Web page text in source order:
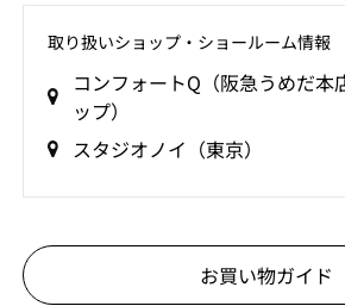
取り扱いショップ‧ショールーム情報
コンフォートQ（阪急うめだ本
ップ）
スタジオノイ（東京）
お買い物ガイド